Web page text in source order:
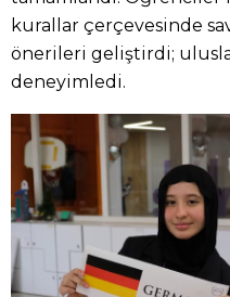
kurallar çerçevesinde
önerileri geliştirdi;
deneyimledi.